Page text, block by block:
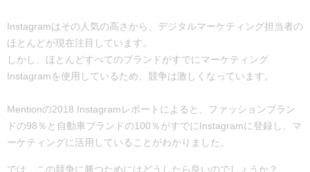
Instagramはその人気の高さから、デジタルマーケティング担当者の
ほとんどが現在注目しています。
しかし、ほとんどすべてのブランドがすでにマーケティング
Instagramを使用しているため、競争は激しくなっています。
Mentionの2018 Instagramレポートによると、ファッションブラン
ドの98％と自動車ブランドの100％がすでにInstagramに登録し、マ
ーケティングに活用していることがわかりました。
では、この競争に勝つためにはどうしたら良いのでしょうか？